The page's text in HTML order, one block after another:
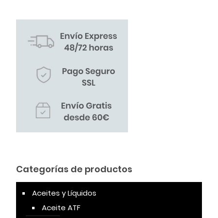
Categorías de productos
Aceites y Líquidos
Aceite ATF